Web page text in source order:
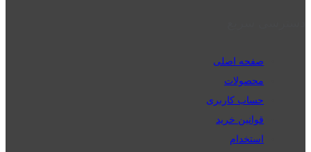
صفحه اصلی
محصولات
حساب کاربری
قوانین خرید
استخدام